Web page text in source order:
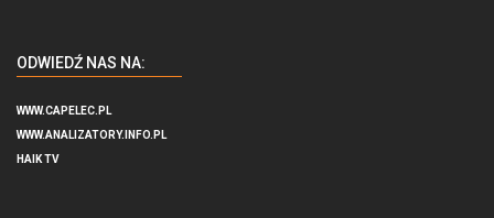
ODWIEDŹ NAS NA:
WWW.CAPELEC.PL
WWW.ANALIZATORY.INFO.PL
HAIK TV